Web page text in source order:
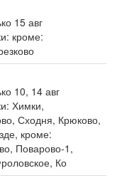
15 авг
кроме:
10, 14 авг
Химки,
Сходня, Крюково,
кроме:
Поварово-1,
Ко